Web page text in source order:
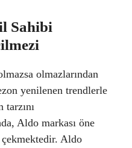
Sahibi
olmazlarından
yenilenen trendlerle
Aldo markası öne
Aldo